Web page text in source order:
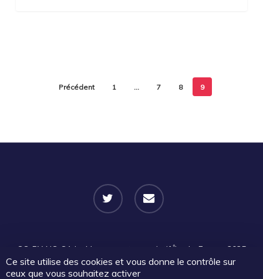
Précédent 1 … 7 8 9
twitter email
CC-BY-NC-SA Le Mouvement associatif Île-de-France 2025
| Certains droits réservés | Mentions légales|Politique de
confidentialité
Ce site utilise des cookies et vous donne le contrôle sur
ceux que vous souhaitez activer